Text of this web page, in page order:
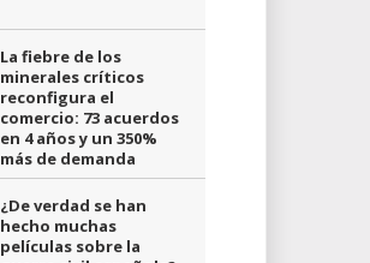
La fiebre de los
minerales críticos
reconfigura el
comercio: 73 acuerdos
en 4 años y un 350%
más de demanda
¿De verdad se han
hecho muchas
películas sobre la